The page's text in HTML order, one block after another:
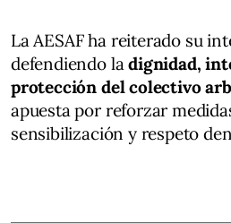
La AESAF ha reiterado su
defendiendo ladignidad,
protección del colectivo
apuesta por reforzar
sensibilización y respeto